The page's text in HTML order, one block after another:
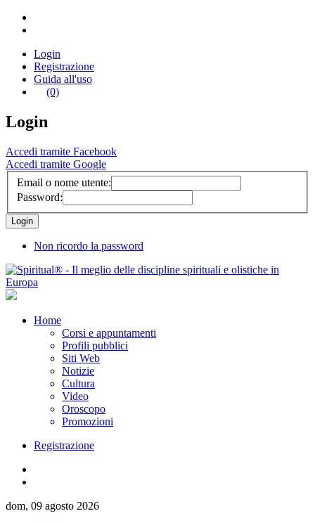
Login
Registrazione
Guida all'uso
(0)
Login
Accedi tramite Facebook
Accedi tramite Google
Email o nome utente:
Password:
Non ricordo la password
Home
Corsi e appuntamenti
Profili pubblici
Siti Web
Notizie
Cultura
Video
Oroscopo
Promozioni
Registrazione
dom, 09 agosto 2026